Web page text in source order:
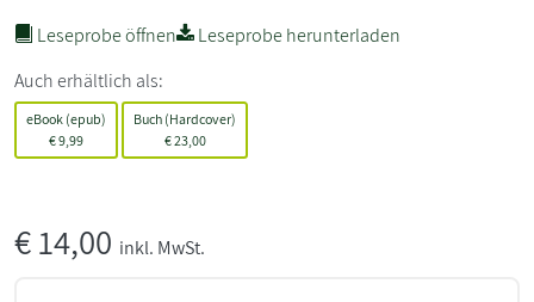
Leseprobe öffnen
Leseprobe herunterladen
Auch erhältlich als:
eBook (epub)
€9,99
Buch (Hardcover)
€23,00
€14,00 inkl. MwSt.